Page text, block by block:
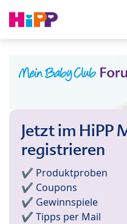
Jetzt im HiPP
registrieren
✔️ Produktproben
✔️ Coupons
✔️ Gewinnspiele
✔️ Tipps per Mail